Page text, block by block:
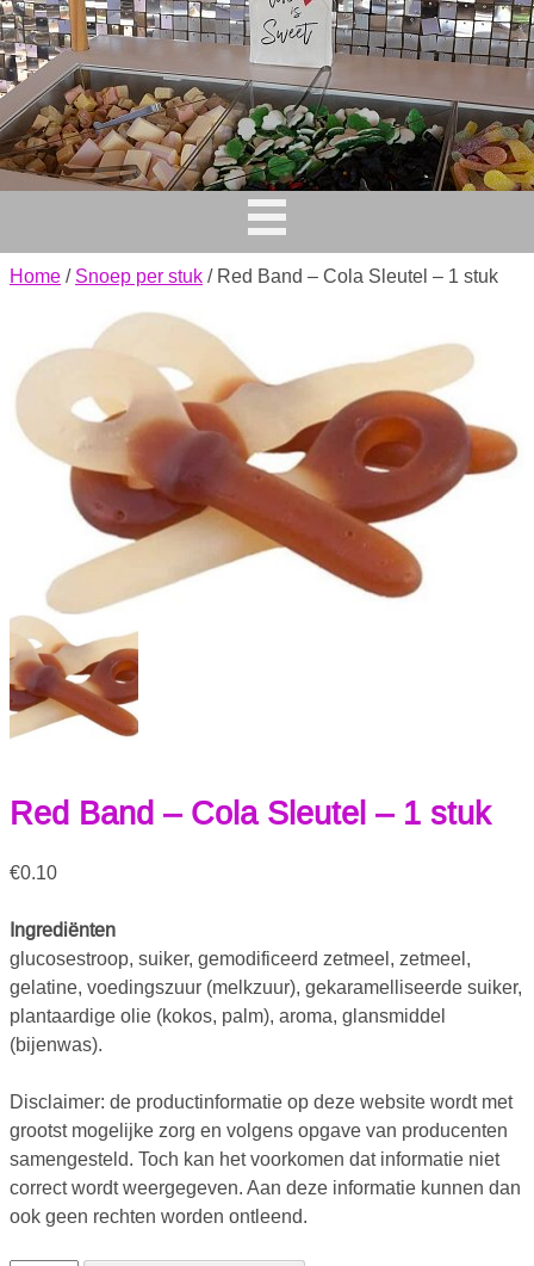
Home / Snoep per stuk / Red Band – Cola Sleutel – 1 stuk
Red Band – Cola Sleutel – 1 stuk
€0.10
Ingrediënten
glucosestroop, suiker, gemodificeerd zetmeel, zetmeel,
gelatine, voedingszuur (melkzuur), gekaramelliseerde suiker,
plantaardige olie (kokos, palm), aroma, glansmiddel
(bijenwas).
Disclaimer: de productinformatie op deze website wordt met
grootst mogelijke zorg en volgens opgave van producenten
samengesteld. Toch kan het voorkomen dat informatie niet
correct wordt weergegeven. Aan deze informatie kunnen dan
ook geen rechten worden ontleend.